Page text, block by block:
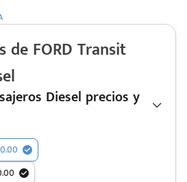
de FORD Transit
Diesel precios y